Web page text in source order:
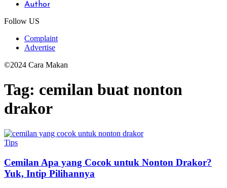
Author
Follow US
Complaint
Advertise
©2024 Cara Makan
Tag: cemilan buat nonton
drakor
Tips
Cemilan Apa yang Cocok untuk Nonton Drakor?
Yuk, Intip Pilihannya